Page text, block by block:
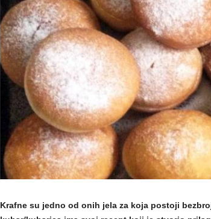
m
a
Krafne su jedno od onih jela za koja postoji